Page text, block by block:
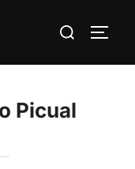
Buscar:
Picual